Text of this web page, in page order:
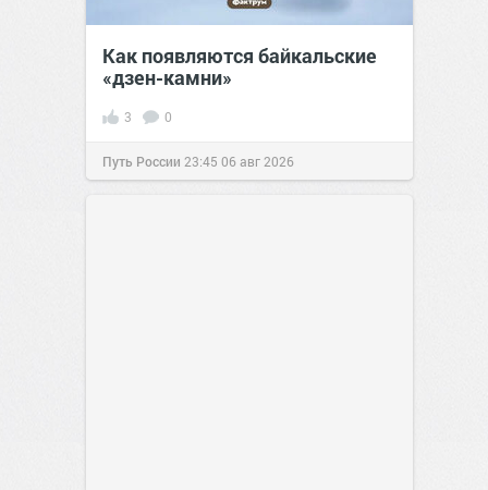
Как появляются байкальские
«дзен-камни»
3 0
Путь России 23:45 06 авг 2026